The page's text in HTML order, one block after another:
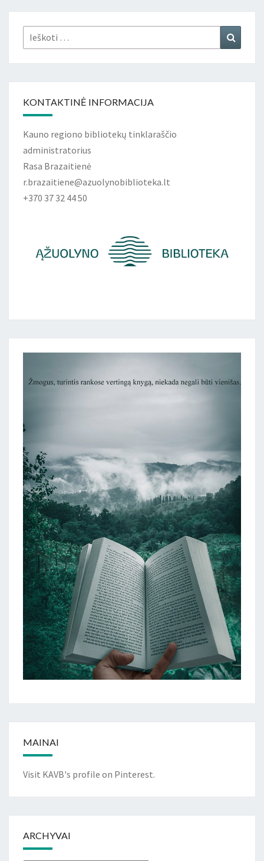
Ieškoti:
KONTAKTINĖ INFORMACIJA
Kauno regiono bibliotekų tinklaraščio
administratorius
Rasa Brazaitienė
r.brazaitiene@azuolynobiblioteka.lt
+370 37 32 44 50
MAINAI
Visit KAVB's profile on Pinterest.
ARCHYVAI